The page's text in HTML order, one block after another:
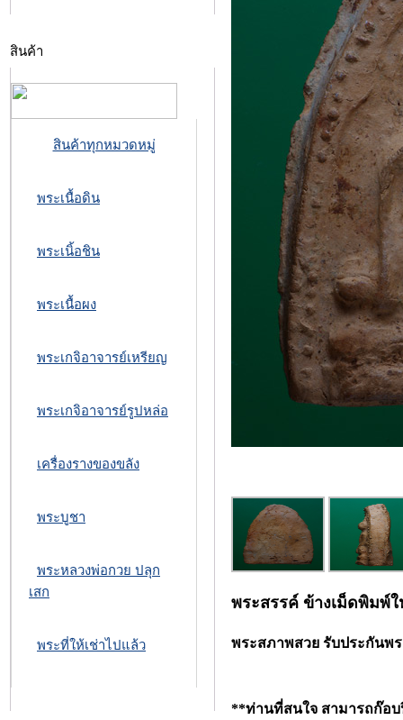
สินค้า
สินค้าทุกหมวดหมู่
พระเนื้อดิน
พระเนิ้อชิน
พระเนื้อผง
พระเกจิอาจารย์เหรียญ
พระเกจิอาจารย์รูปหล่อ
เครื่องรางของขลัง
พระบูชา
พระหลวงพ่อกวย ปลุก
เสก
พระที่ให้เช่าไปแล้ว
พระสรรค์ ข้างเม็ดพิมพ์
พระสภาพสวย รับประกันพ
**ท่านที่สนใจ สามารถก๊อ